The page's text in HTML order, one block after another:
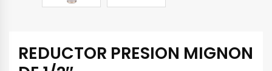
REDUCTOR PRESION MIGNON